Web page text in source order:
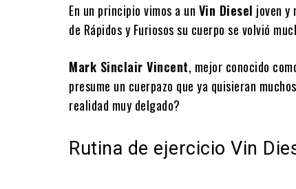
En un principio vimos a un Vin Diesel joven y
de Rápidos y Furiosos su cuerpo se volvió
Mark Sinclair Vincent, mejor conocido
presume un cuerpazo que ya quisieran
realidad muy delgado?
Rutina de ejercicio Vin